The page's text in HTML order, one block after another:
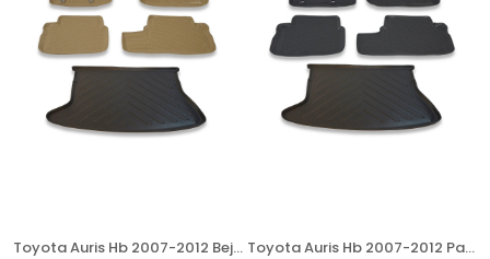
Toyota Auris Hb 2007-2012 Bej Paspas ve Bagaj Havuzu Seti Toyota Auris Hb 2007-2012 Paspas Ve Bagaj Havuzu Seti